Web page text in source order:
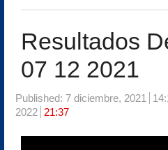
Resultados
07 12 2021
Published: 7 diciembre, 2021
2022
21:37